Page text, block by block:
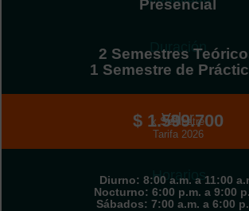
Presencial
Duración
2 Semestres
1 Semestre de
Valor
$ 1.599.700
x Semestre
Tarifa 2026
Horarios
Diurno: 8:00 a.m. a 11:00
Nocturno: 6:00 p.m. a 9:00
Sábados: 7:00 a.m. a 6:00